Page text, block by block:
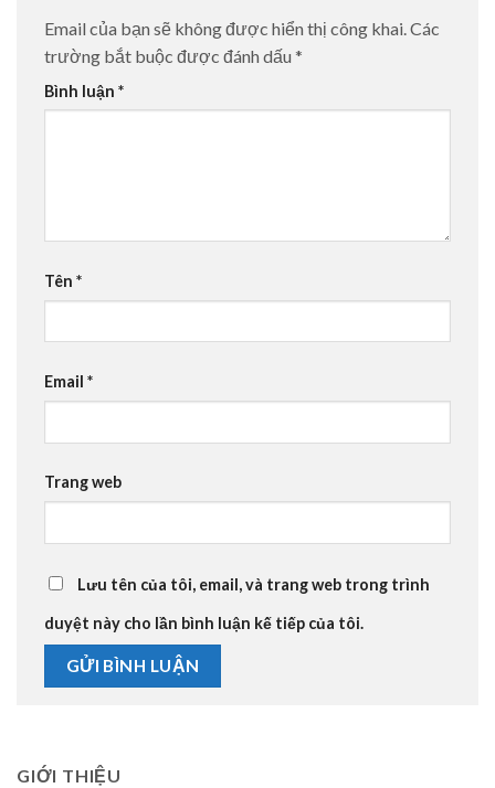
Email của bạn sẽ không được hiển thị công khai. Các
trường bắt buộc được đánh dấu *
Bình luận *
Tên *
Email *
Trang web
Lưu tên của tôi, email, và trang web trong trình
duyệt này cho lần bình luận kế tiếp của tôi.
GIỚI THIỆU